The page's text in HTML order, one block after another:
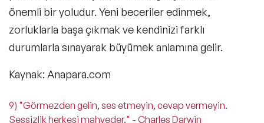
önemli bir yoludur. Yeni beceriler edinmek,
zorluklarla başa çıkmak ve kendinizi farklı
durumlarla sınayarak büyümek anlamına gelir.
Kaynak: Anapara.com
9) "Görmezden gelin, ses etmeyin, cevap vermeyin.
Sessizlik herkesi mahveder." - Charles Darwin